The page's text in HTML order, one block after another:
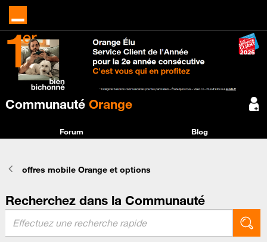
Communauté Orange
Forum Blog
offres mobile Orange et options
Recherchez dans la Communauté